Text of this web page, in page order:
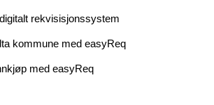
rekvisisjonssystem
kommune med easyReq
med easyReq